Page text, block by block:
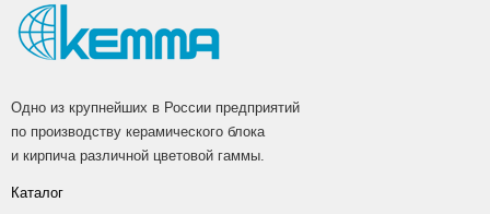
Одно из крупнейших в России предприятий
по производству керамического блока
и кирпича различной цветовой гаммы.
Каталог